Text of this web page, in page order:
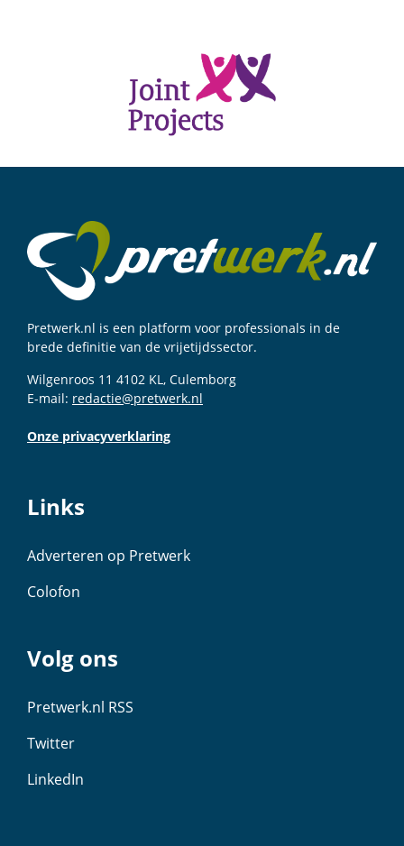
Pretwerk.nl is een platform voor professionals in de
brede definitie van de vrijetijdssector.
Wilgenroos 11 4102 KL, Culemborg
E-mail: redactie@pretwerk.nl
Onze privacyverklaring
Links
Adverteren op Pretwerk
Colofon
Volg ons
Pretwerk.nl RSS
Twitter
LinkedIn